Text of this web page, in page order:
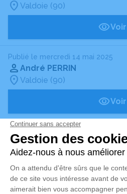
Valdoie (90)
Voir
Publié le mercredi 14 mai 2025
André PERRIN
Valdoie (90)
Voir
Roger ORIAT
75 ans
Valdoie (90)
Voir